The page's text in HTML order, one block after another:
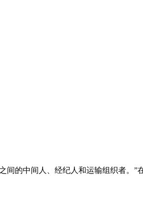
间的中间人、经纪人和运输组织者